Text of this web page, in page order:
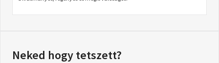
Neked hogy tetszett?